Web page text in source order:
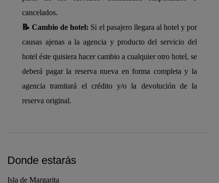
cancelados.
📝 Cambio de hotel: Si el pasajero llegara al hotel y por
causas ajenas a la agencia y producto del servicio del
hotel éste quisiera hacer cambio a cualquier otro hotel, se
deberá pagar la reserva nueva en forma completa y la
agencia tramitará el crédito y/o la devolución de la
reserva original.
Donde estarás
Isla de Margarita